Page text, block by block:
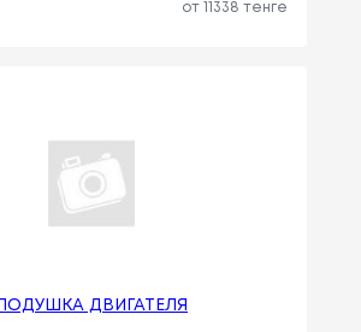
от 11338 тенге
ПОДУШКА ДВИГАТЕЛЯ